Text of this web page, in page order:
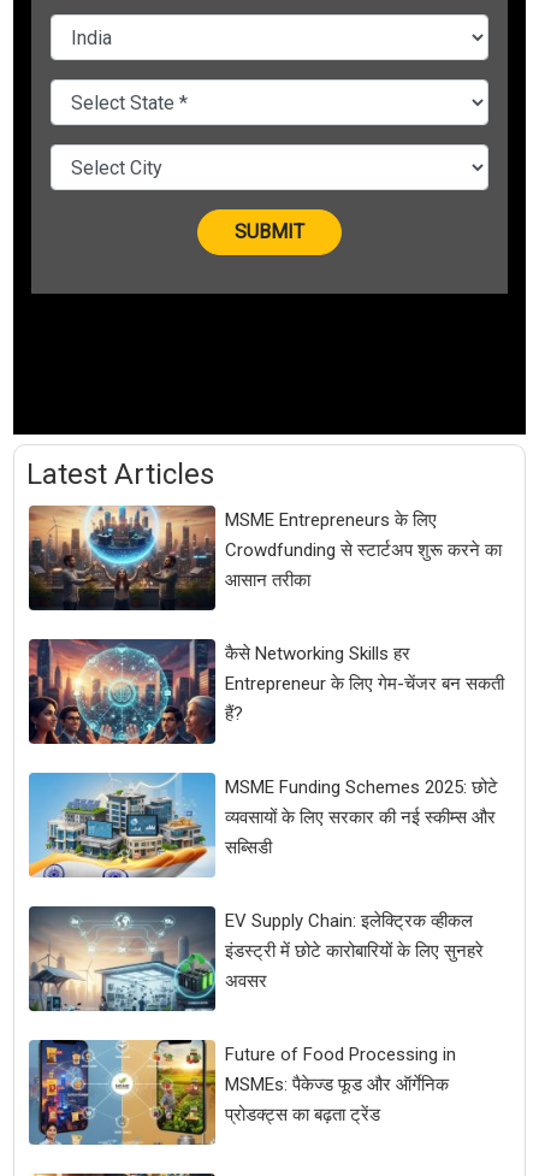
Latest Articles
MSME Entrepreneurs के लिए
Crowdfunding से स्टार्टअप शुरू करने का
आसान तरीका
कैसे Networking Skills हर
Entrepreneur के लिए गेम-चेंजर बन सकती
हैं?
MSME Funding Schemes 2025: छोटे
व्यवसायों के लिए सरकार की नई स्कीम्स और
सब्सिडी
EV Supply Chain: इलेक्ट्रिक व्हीकल
इंडस्ट्री में छोटे कारोबारियों के लिए सुनहरे
अवसर
Future of Food Processing in
MSMEs: पैकेज्ड फूड और ऑर्गेनिक
प्रोडक्ट्स का बढ़ता ट्रेंड